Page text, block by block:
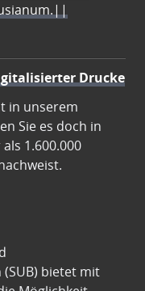
Drucke
in unserem
Sie es doch in
1.600.000
bietet mit